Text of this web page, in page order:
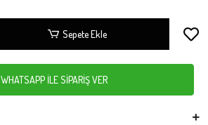
Sepete Ekle
WHATSAPP İLE SİPARİŞ VER